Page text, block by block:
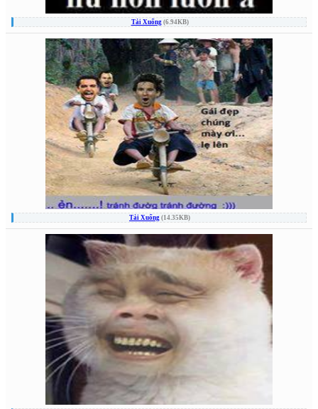
Tải Xuống(6.94KB)
Tải Xuống (14.35KB)